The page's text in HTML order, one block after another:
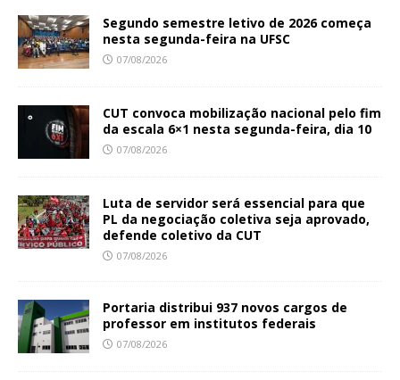
Segundo semestre letivo de 2026 começa
nesta segunda-feira na UFSC
07/08/2026
CUT convoca mobilização nacional pelo fim
da escala 6×1 nesta segunda-feira, dia 10
07/08/2026
Luta de servidor será essencial para que
PL da negociação coletiva seja aprovado,
defende coletivo da CUT
07/08/2026
Portaria distribui 937 novos cargos de
professor em institutos federais
07/08/2026